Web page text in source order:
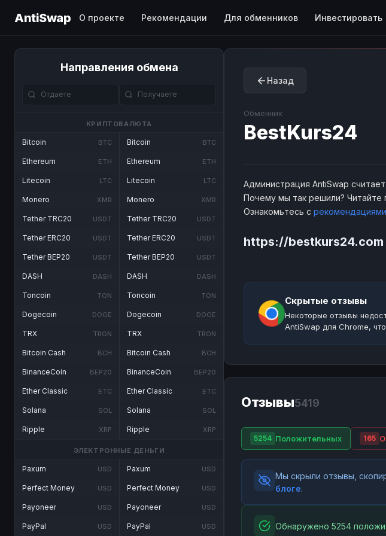
AntiSwap О проекте Рекомендации Для обменников Инвестировать
Направления обмена
КРИПТОВАЛЮТА
Bitcoin BTC
Ethereum ETH
Litecoin LTC
Monero XMR
Tether TRC20 USDT
Tether ERC20 USDT
Tether BEP20 USDT
DASH DASH
Toncoin TON
Dogecoin DOGE
TRX TRON
Bitcoin Cash BCH
BinanceCoin BEP20
Ether Classic ETC
Solana SOL
Ripple XRP
Bitcoin BTC
Ethereum ETH
Litecoin LTC
Monero XMR
Tether TRC20 USDT
Tether ERC20 USDT
Tether BEP20 USDT
DASH DASH
Toncoin TON
Dogecoin DOGE
TRX TRON
Bitcoin Cash BCH
BinanceCoin BEP20
Ether Classic ETC
Solana SOL
Ripple XRP
ЭЛЕКТРОННЫЕ ДЕНЬГИ
Paxum USD
Perfect Money USD
Payoneer USD
PayPal USD
Paxum USD
Perfect Money USD
Payoneer USD
PayPal USD
Назад
Обменник
BestKurs24
Администрация AntiSwap
Почему мы так решили? Читайте
Ознакомьтесь с рекомендациями
https://bestkurs24.com
Скрытые отзывы
Некоторые отзывы
AntiSwap для Chrome,
Отзывы5419
5254 Положительных 165
Мы скрыли отзывы,
блоге.
Обнаружено 5254